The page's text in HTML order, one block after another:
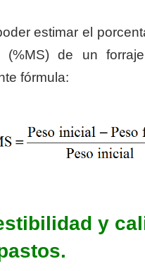
estimar el
de un
fórmula:
y